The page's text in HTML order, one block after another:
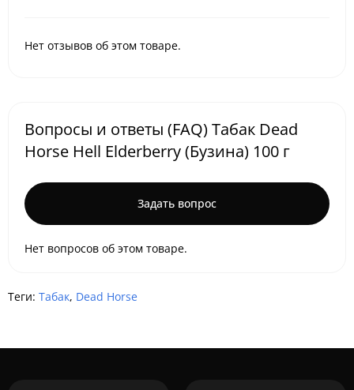
Нет отзывов об этом товаре.
Вопросы и ответы (FAQ) Табак Dead
Horse Hell Elderberry (Бузина) 100 г
Задать вопрос
Нет вопросов об этом товаре.
Теги: Табак, Dead Horse